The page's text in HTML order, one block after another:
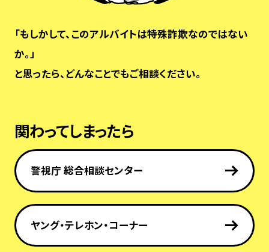
「もしかして、このアルバイトは特殊詐欺なのではない
か。」
と思ったら、どんなことでもご相談ください。
関わってしまったら
警視庁 総合相談センター
ヤング・テレホン・コーナー